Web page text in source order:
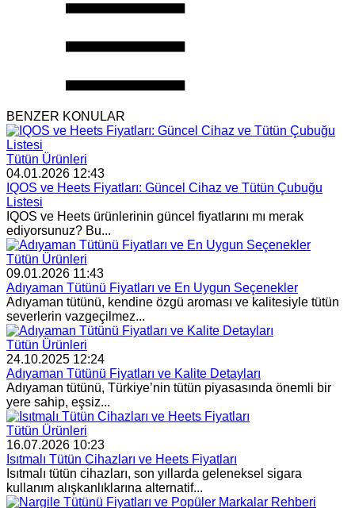
BENZER KONULAR
Tütün Ürünleri
04.01.2026 12:43
IQOS ve Heets Fiyatları: Güncel Cihaz ve Tütün Çubuğu
Listesi
IQOS ve Heets ürünlerinin güncel fiyatlarını mı merak
ediyorsunuz? Bu...
Tütün Ürünleri
09.01.2026 11:43
Adıyaman Tütünü Fiyatları ve En Uygun Seçenekler
Adıyaman tütünü, kendine özgü aroması ve kalitesiyle tütün
severlerin vazgeçilmez...
Tütün Ürünleri
24.10.2025 12:24
Adıyaman Tütünü Fiyatları ve Kalite Detayları
Adıyaman tütünü, Türkiye’nin tütün piyasasında önemli bir
yere sahip, eşsiz...
Tütün Ürünleri
16.07.2026 10:23
Isıtmalı Tütün Cihazları ve Heets Fiyatları
Isıtmalı tütün cihazları, son yıllarda geleneksel sigara
kullanım alışkanlıklarına alternatif...